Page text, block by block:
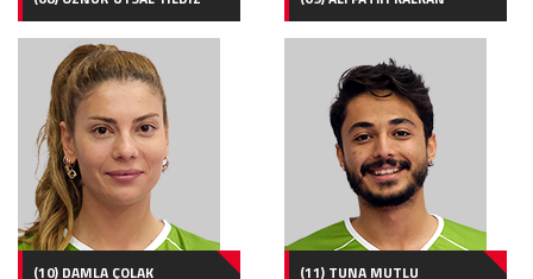
(10) DAMLA ÇOLAK (11) TUNA MUTLU